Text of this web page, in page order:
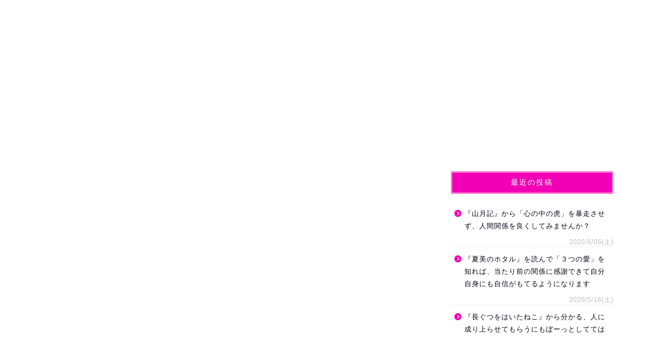
最近の投稿
『山月記』から「心の中の虎」を暴走させ
ず、人間関係を良くしてみませんか？
2020/6/06(土)
『夏美のホタル』を読んで「３つの愛」を
知れば、当たり前の関係に感謝できて自分
自身にも自信がもてるようになります
2020/5/16(土)
『長ぐつをはいたねこ』から分かる、人に
成り上らせてもらうにもぼーっとしてては